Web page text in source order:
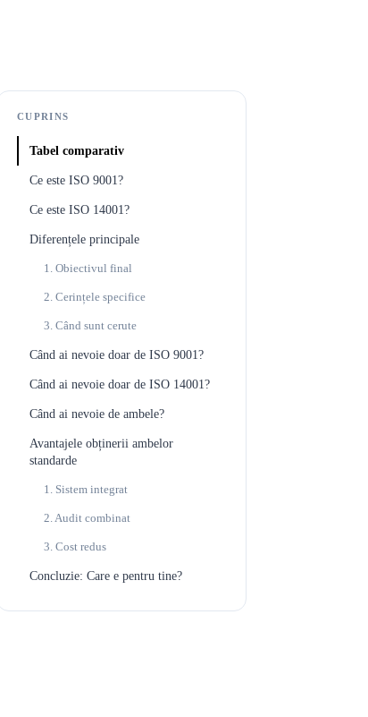
CUPRINS
Tabel comparativ
Ce este ISO 9001?
Ce este ISO 14001?
Diferențele principale
1. Obiectivul final
2. Cerințele specifice
3. Când sunt cerute
Când ai nevoie doar de ISO 9001?
Când ai nevoie doar de ISO 14001?
Când ai nevoie de ambele?
Avantajele obținerii ambelor
standarde
1. Sistem integrat
2. Audit combinat
3. Cost redus
Concluzie: Care e pentru tine?